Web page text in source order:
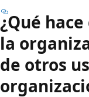
¿Qué
la
de otros